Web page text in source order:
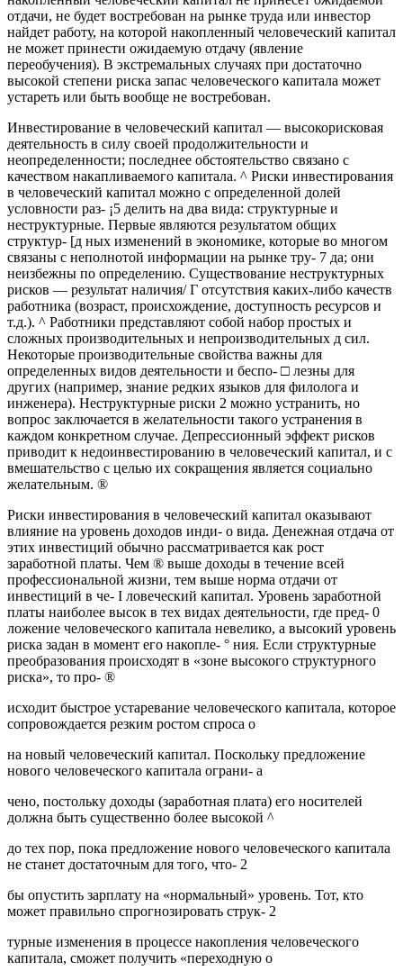
отдачи, не будет востребован на рынке труда или инвестор
найдет работу, на которой накопленный человеческий капитал
не может принести ожидаемую отдачу (явление
переобучения). В экстремальных случаях при достаточно
высокой степени риска запас человеческого капитала может
устареть или быть вообще не востребован.
Инвестирование в человеческий капитал — высокорисковая
деятельность в силу своей продолжительности и
неопределенности; последнее обстоятельство связано с
качеством накапливаемого капитала. ^ Риски инвестирования
в человеческий капитал можно с определенной долей
условности раз- ¡5 делить на два вида: структурные и
неструктурные. Первые являются результатом общих
структур- [д ных изменений в экономике, которые во многом
связаны с неполнотой информации на рынке тру- 7 да; они
неизбежны по определению. Существование неструктурных
рисков — результат наличия/ Г отсутствия каких-либо качеств
работника (возраст, происхождение, доступность ресурсов и
т.д.). ^ Работники представляют собой набор простых и
сложных производительных и непроизводительных д сил.
Некоторые производительные свойства важны для
определенных видов деятельности и беспо- □ лезны для
других (например, знание редких языков для филолога и
инженера). Неструктурные риски 2 можно устранить, но
вопрос заключается в желательности такого устранения в
каждом конкретном случае. Депрессионный эффект рисков
приводит к недоинвестированию в человеческий капитал, и с
вмешательство с целью их сокращения является социально
желательным. ®
Риски инвестирования в человеческий капитал оказывают
влияние на уровень доходов инди- о вида. Денежная отдача от
этих инвестиций обычно рассматривается как рост
заработной платы. Чем ® выше доходы в течение всей
профессиональной жизни, тем выше норма отдачи от
инвестиций в че- I ловеческий капитал. Уровень заработной
платы наиболее высок в тех видах деятельности, где пред- 0
ложение человеческого капитала невелико, а высокий уровень
риска задан в момент его накопле- ° ния. Если структурные
преобразования происходят в «зоне высокого структурного
риска», то про- ®
исходит быстрое устаревание человеческого капитала, которое
сопровождается резким ростом спроса о
на новый человеческий капитал. Поскольку предложение
нового человеческого капитала ограни- а
чено, постольку доходы (заработная плата) его носителей
должна быть существенно более высокой ^
до тех пор, пока предложение нового человеческого капитала
не станет достаточным для того, что- 2
бы опустить зарплату на «нормальный» уровень. Тот, кто
может правильно спрогнозировать струк- 2
турные изменения в процессе накопления человеческого
капитала, сможет получить «переходную о